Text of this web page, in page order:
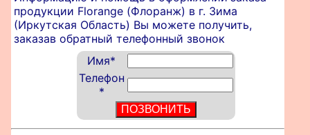
продукции Florange (Флоранж) в г. Зима
(Иркутская Область) Вы можете получить,
заказав обратный телефонный звонок
Имя*
Телефон
*